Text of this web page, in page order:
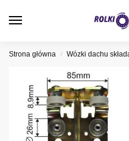
Strona główna / Wózki dachu